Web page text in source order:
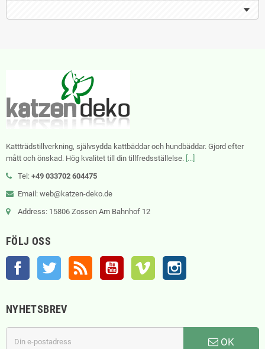
Kattträdstillverkning, självsydda kattbäddar och hundbäddar. Gjord efter
mått och önskad. Hög kvalitet till din tillfredsställelse. [...]
Tel: +49 033702 604475
Email: web@katzen-deko.de
Address: 15806 Zossen Am Bahnhof 12
FÖLJ OSS
Facebook Twitter RSS YouTube Vimeo
NYHETSBREV
OK